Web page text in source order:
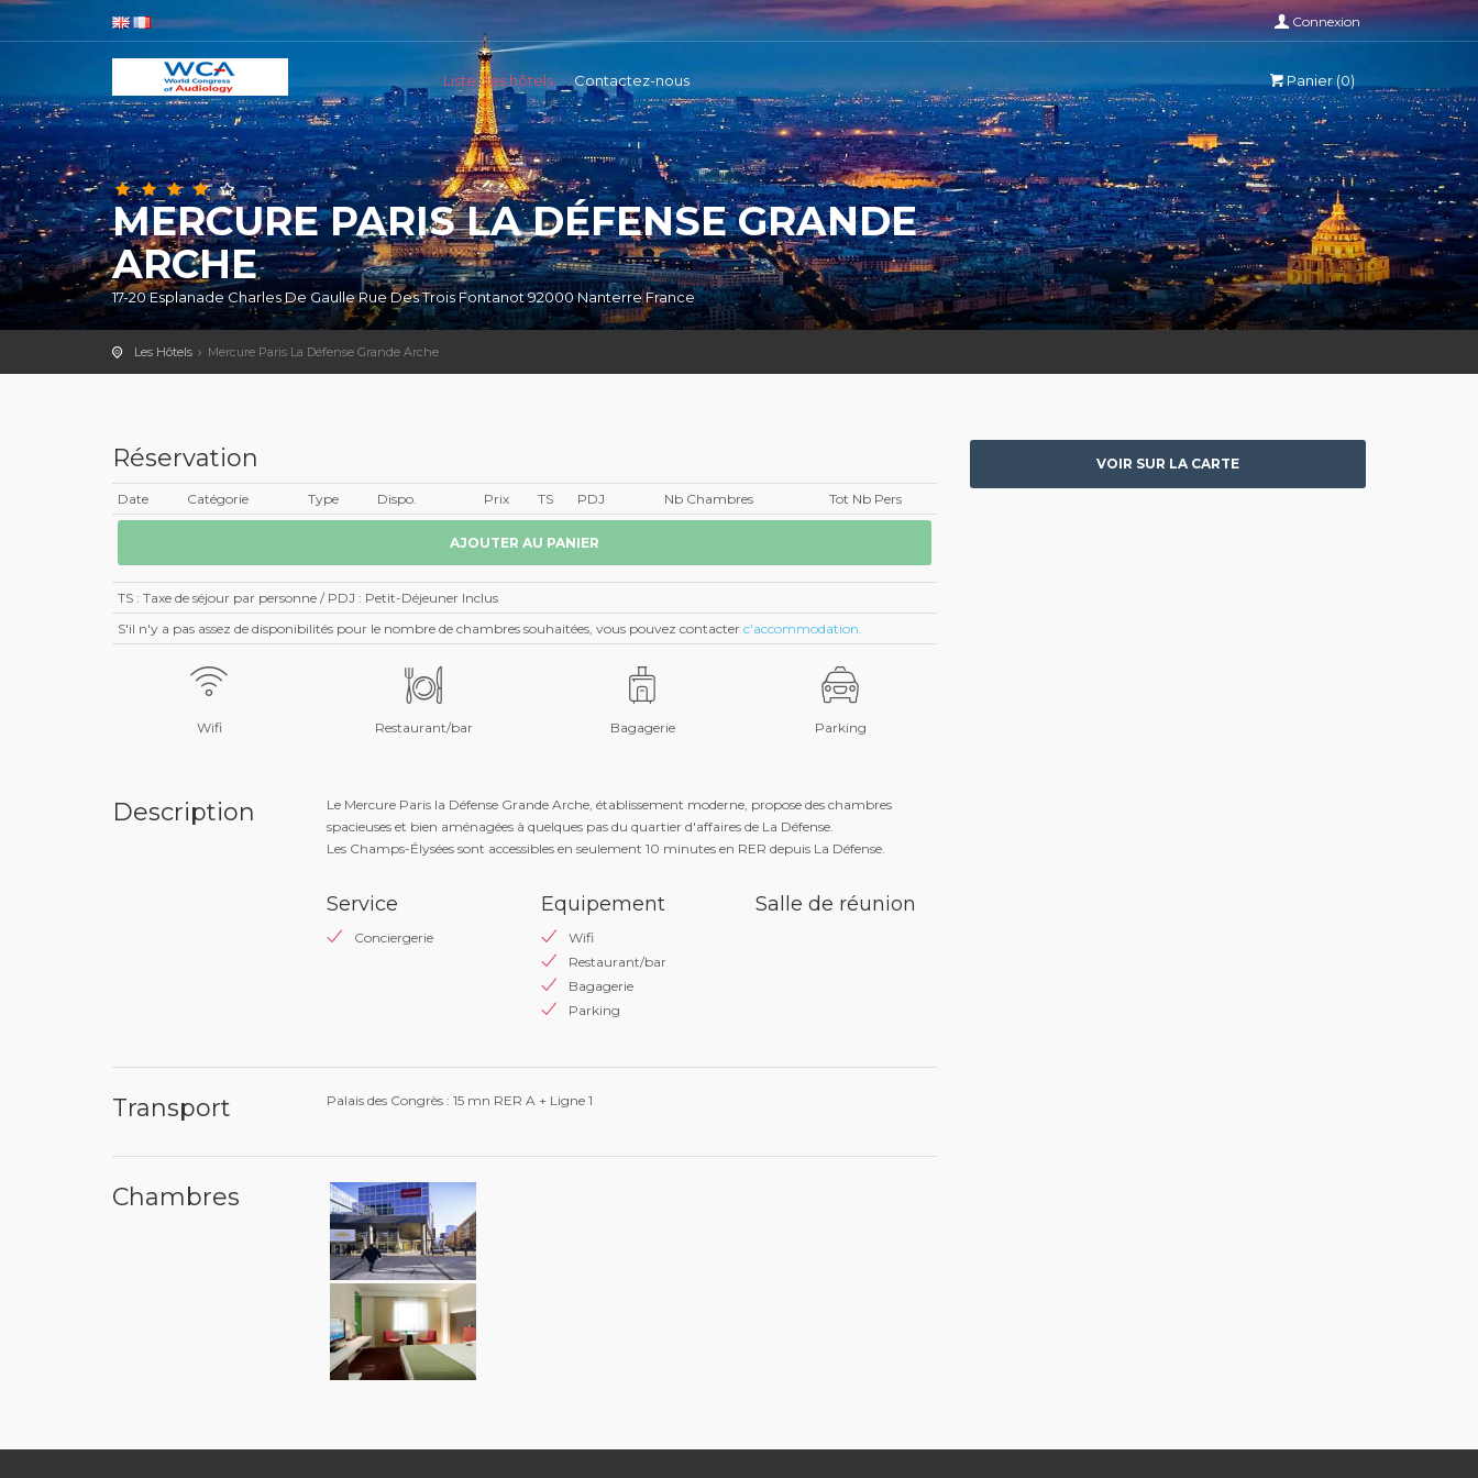
Connexion
Liste des hôtels Contactez-nous Panier (0)
MERCURE PARIS LA DÉFENSE GRANDE
ARCHE
17-20 Esplanade Charles De Gaulle Rue Des Trois Fontanot 92000 Nanterre France
Les Hôtels Mercure Paris La Défense Grande Arche
Réservation
Date Catégorie Type Dispo. Prix TS PDJ Nb Chambres Tot Nb Pers
TS : Taxe de séjour par personne / PDJ : Petit-Déjeuner Inclus
S'il n'y a pas assez de disponibilités pour le nombre de chambres souhaitées, vous pouvez contacter c'accommodation.
Wifi Restaurant/bar Bagagerie Parking
Description
Le Mercure Paris la Défense Grande Arche, établissement moderne, propose des chambres
spacieuses et bien aménagées à quelques pas du quartier d'affaires de La Défense.
Les Champs-Élysées sont accessibles en seulement 10 minutes en RER depuis La Défense.
Service
Conciergerie
Equipement
Wifi
Restaurant/bar
Bagagerie
Parking
Salle de réunion
Transport Palais des Congrès : 15 mn RER A + Ligne 1
Chambres
VOIR SUR LA CARTE